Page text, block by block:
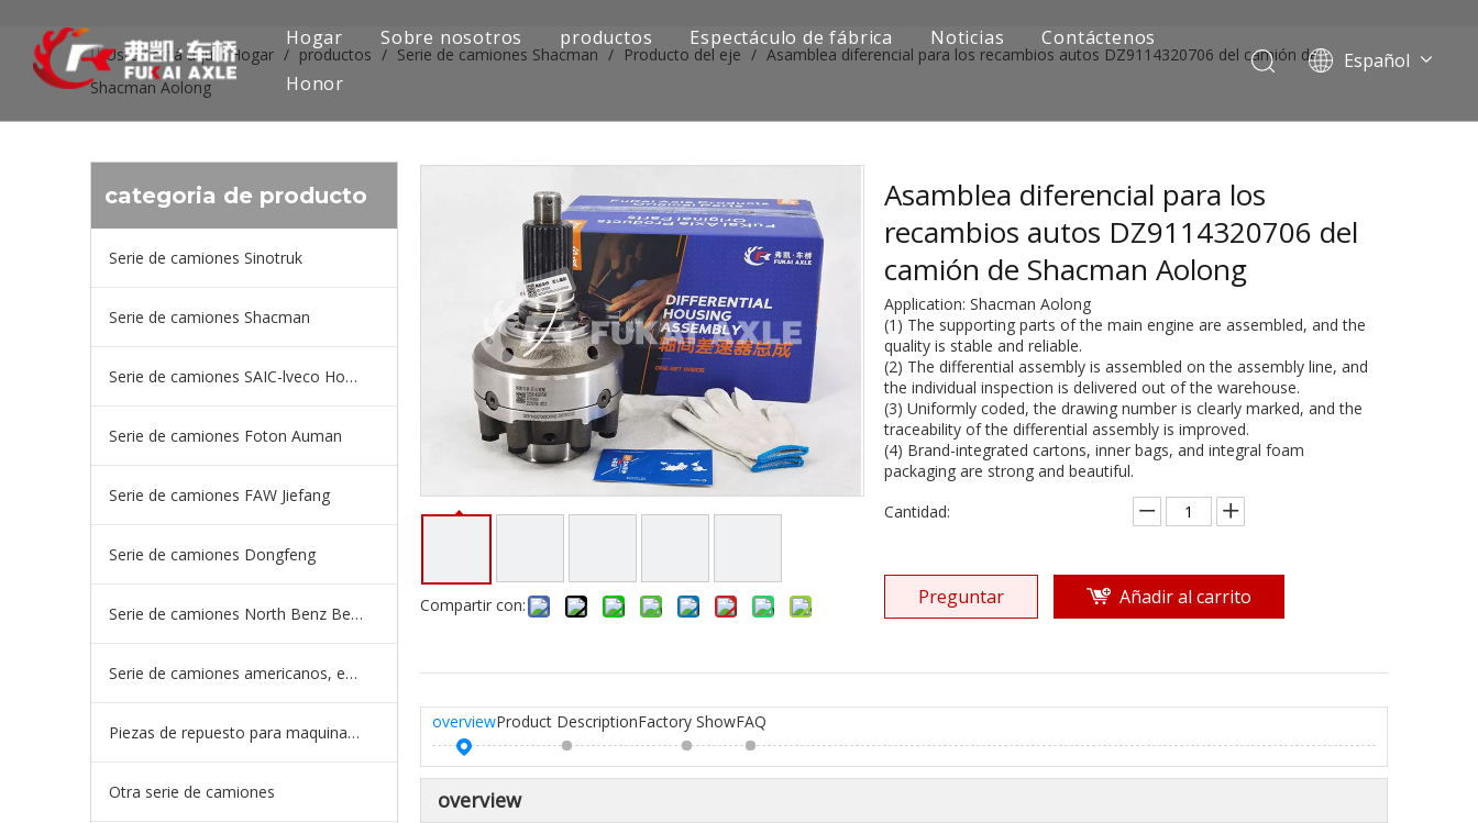
Hogar Sobre nosotros productos
Serie de camiones SAIC-lveco Hongyan
Serie de camiones Foton Auman
Serie de camiones FAW Jiefang
Serie de camiones Dongfeng
Serie de camiones europea y japonesa
Piezas de repuesto para maquinaria de ingeniería de camiones mineros
Otra serie de camiones
Espectáculo de fábrica Noticias
Contáctenos
Honor
Español
Pусский
Usted está aquí: Hogar / productos / Serie de camiones Shacman / Producto del eje / Asamblea diferencial para los recambios autos DZ9114320706 del camión de
Shacman Aolong
categoria de producto
Serie de camiones Sinotruk
Serie de camiones Shacman
Serie de camiones SAIC-lveco Hongyan
Serie de camiones Foton Auman
Serie de camiones FAW Jiefang
Serie de camiones Dongfeng
Serie de camiones North Benz Beiben
Serie de camiones americanos, europeos y japoneses
Piezas de repuesto para maquinaria de ingeniería de camiones mineros
Otra serie de camiones
Compartir con:
Asamblea diferencial para los
recambios autos DZ9114320706 del
camión de Shacman Aolong
Application: Shacman Aolong
(1) The supporting parts of the main engine are assembled, and the
quality is stable and reliable.
(2) The differential assembly is assembled on the assembly line, and
the individual inspection is delivered out of the warehouse.
(3) Uniformly coded, the drawing number is clearly marked, and the
traceability of the differential assembly is improved.
(4) Brand-integrated cartons, inner bags, and integral foam
packaging are strong and beautiful.
Cantidad:
Preguntar Añadir al carrito
overviewProduct DescriptionFactory ShowFAQ
overview